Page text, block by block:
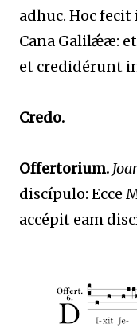
adhuc. Hoc
Cana Galilǽæ:
et credidérunt
Credo.
Offertorium.
discípulo: Ecce
accépit eam